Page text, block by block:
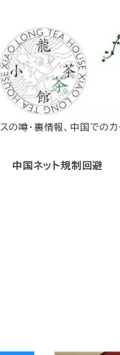
噂・裏情報、中国での
中国ネット規制回避